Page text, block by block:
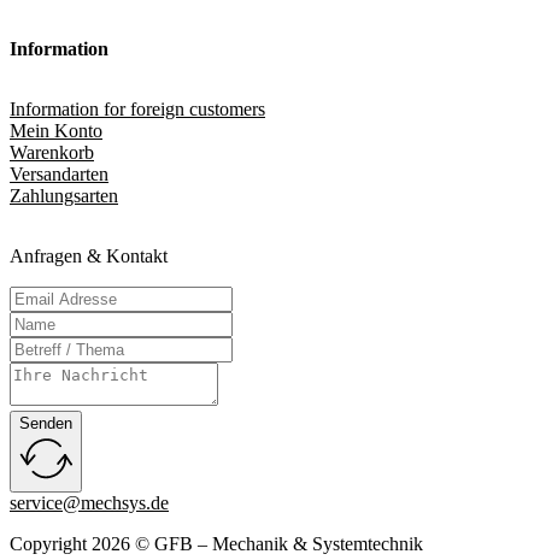
Information
Information for foreign customers
Mein Konto
Warenkorb
Versandarten
Zahlungsarten
Anfragen & Kontakt
Senden
service@mechsys.de
Copyright 2026 © GFB – Mechanik & Systemtechnik